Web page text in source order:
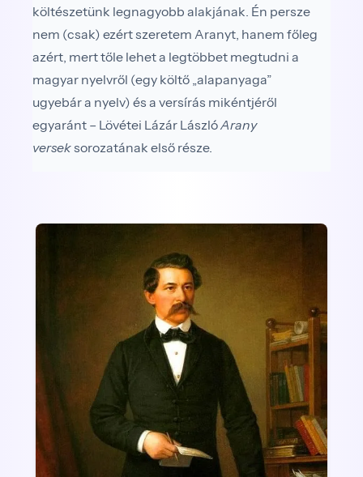
költészetünk legnagyobb alakjának. Én persze
nem (csak) ezért szeretem Aranyt, hanem főleg
azért, mert tőle lehet a legtöbbet megtudni a
magyar nyelvről (egy költő „alapanyaga”
ugyebár a nyelv) és a versírás mikéntjéről
egyaránt – Lövétei Lázár LászlóArany
verseksorozatának első része.